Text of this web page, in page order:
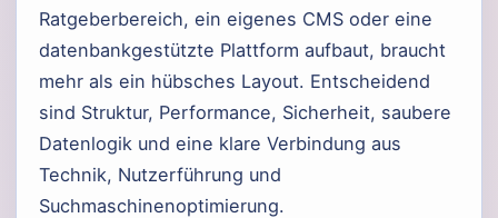
Ratgeberbereich, ein eigenes CMS oder eine
datenbankgestützte Plattform aufbaut, braucht
mehr als ein hübsches Layout. Entscheidend
sind Struktur, Performance, Sicherheit, saubere
Datenlogik und eine klare Verbindung aus
Technik, Nutzerführung und
Suchmaschinenoptimierung.